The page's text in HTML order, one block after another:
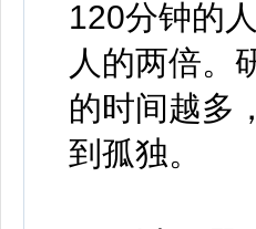
120分钟的
人的两倍。
的时间越多
到孤独。